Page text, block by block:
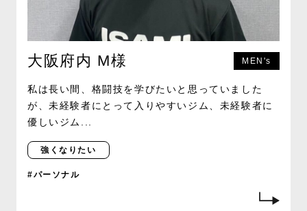
大阪府内 M様 MEN's
私は長い間、格闘技を学びたいと思っていました
が、未経験者にとって入りやすいジム、未経験者に
優しいジム...
強くなりたい
#パーソナル